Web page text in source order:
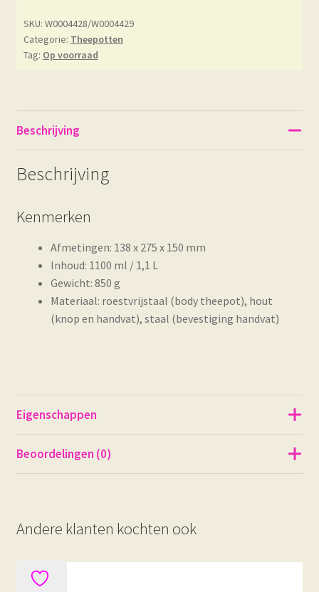
SKU: W0004428/W0004429
Categorie: Theepotten
Tag: Op voorraad
Beschrijving
Beschrijving
Kenmerken
Afmetingen: 138 x 275 x 150 mm
Inhoud: 1100 ml / 1,1 L
Gewicht: 850 g
Materiaal: roestvrijstaal (body theepot), hout
(knop en handvat), staal (bevestiging handvat)
Eigenschappen
Beoordelingen (0)
Andere klanten kochten ook